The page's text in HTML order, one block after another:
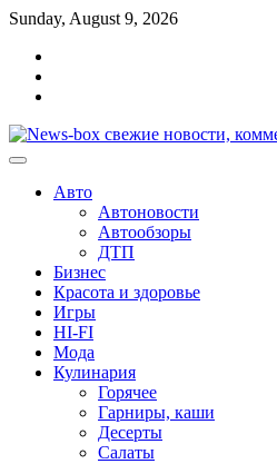
Перейти
содержимому
Sunday, August 9, 2026
Авто
Автоновости
Автообзоры
ДТП
Бизнес
Красота и здоровье
Игры
HI-FI
Мода
Кулинария
Горячее
Гарниры, каши
Десерты
Салаты